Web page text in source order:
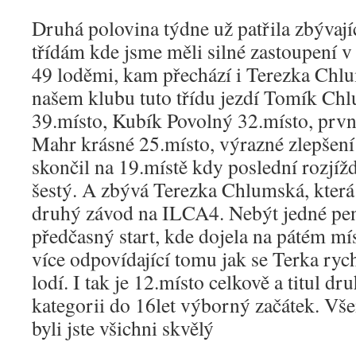
Druhá polovina týdne už patřila
třídám kde jsme měli silné zastoupení
49 loděmi, kam přechází i Terezka
našem klubu tuto třídu jezdí Tomík
39.místo, Kubík Povolný 32.místo,
Mahr krásné 25.místo, výrazné
skončil na 19.místě kdy poslední
šestý. A zbývá Terezka Chlumská,
druhý závod na ILCA4. Nebýt jedné
předčasný start, kde dojela na pátém
více odpovídající tomu jak se Terka
lodí. I tak je 12.místo celkově a titul
kategorii do 16let výborný začátek.
byli jste všichni skvělý